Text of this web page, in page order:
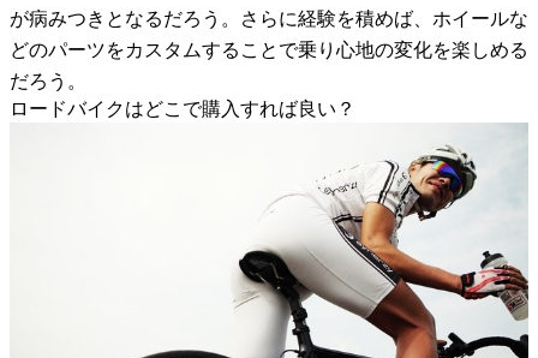
が病みつきとなるだろう。さらに経験を積めば、ホイールな
どのパーツをカスタムすることで乗り心地の変化を楽しめる
だろう。
ロードバイクはどこで購入すれば良い？